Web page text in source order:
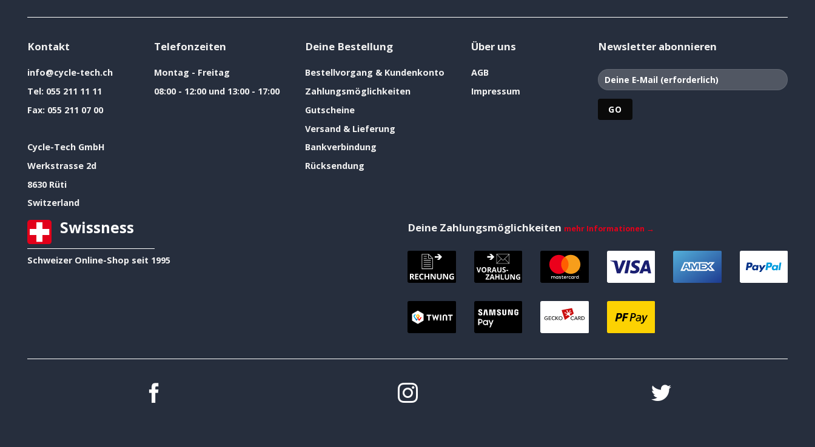
Kontakt
info@cycle-tech.ch
Tel: 055 211 11 11
Fax: 055 211 07 00
Cycle-Tech GmbH
Werkstrasse 2d
8630 Rüti
Switzerland
Telefonzeiten
Montag - Freitag
08:00 - 12:00 und 13:00 - 17:00
Deine Bestellung
Bestellvorgang & Kundenkonto
Zahlungsmöglichkeiten
Gutscheine
Versand & Lieferung
Bankverbindung
Rücksendung
Über uns
AGB
Impressum
Newsletter abonnieren
Swissness
Schweizer Online-Shop seit 1995
Deine Zahlungsmöglichkeiten mehr Informationen →